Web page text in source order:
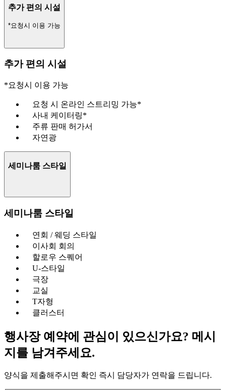
추가 편의 시설
*요청시 이용 가능
추가 편의 시설
*요청시 이용 가능
요청 시 온라인 스트리밍 가능*
사내 케이터링*
주류 판매 허가서
자연광
세미나룸 스타일
세미나룸 스타일
연회 / 웨딩 스타일
이사회 회의
할로우 스퀘어
U-스타일
극장
교실
T자형
클러스터
행사장 예약에 관심이 있으신가요? 메시
지를 남겨주세요.
양식을 제출해주시면 확인 즉시 담당자가 연락을 드립니다.